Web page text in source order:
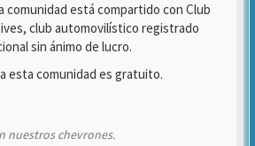
comunidad está compartido con Club
club automovilístico registrado
sin ánimo de lucro.
esta comunidad es gratuito.
nuestros chevrones.